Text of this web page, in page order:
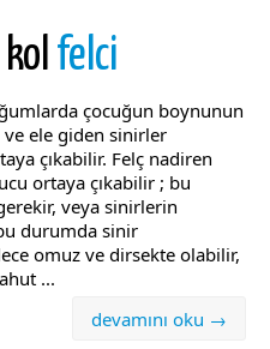
felci
çocuğun boynunun
ve ele giden sinirler
çıkabilir. Felç nadiren
ortaya çıkabilir ; bu
veya sinirlerin
durumda sinir
omuz ve dirsekte olabilir,
...
devamını oku →